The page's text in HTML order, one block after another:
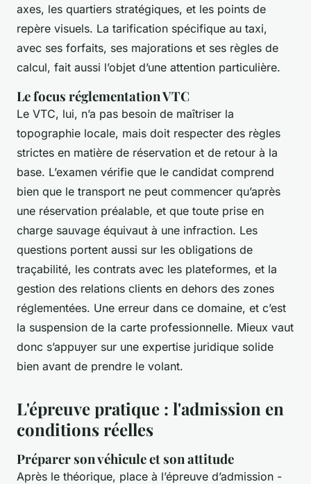
axes, les quartiers stratégiques, et les points de
repère visuels. La tarification spécifique au taxi,
avec ses forfaits, ses majorations et ses règles de
calcul, fait aussi l’objet d’une attention particulière.
Le focus réglementation VTC
Le VTC, lui, n’a pas besoin de maîtriser la
topographie locale, mais doit respecter des règles
strictes en matière de réservation et de retour à la
base. L’examen vérifie que le candidat comprend
bien que le transport ne peut commencer qu’après
une réservation préalable, et que toute prise en
charge sauvage équivaut à une infraction. Les
questions portent aussi sur les obligations de
traçabilité, les contrats avec les plateformes, et la
gestion des relations clients en dehors des zones
réglementées. Une erreur dans ce domaine, et c’est
la suspension de la carte professionnelle. Mieux vaut
donc s’appuyer sur une expertise juridique solide
bien avant de prendre le volant.
L'épreuve pratique : l'admission en
conditions réelles
Préparer son véhicule et son attitude
Après le théorique, place à l’épreuve d’admission -